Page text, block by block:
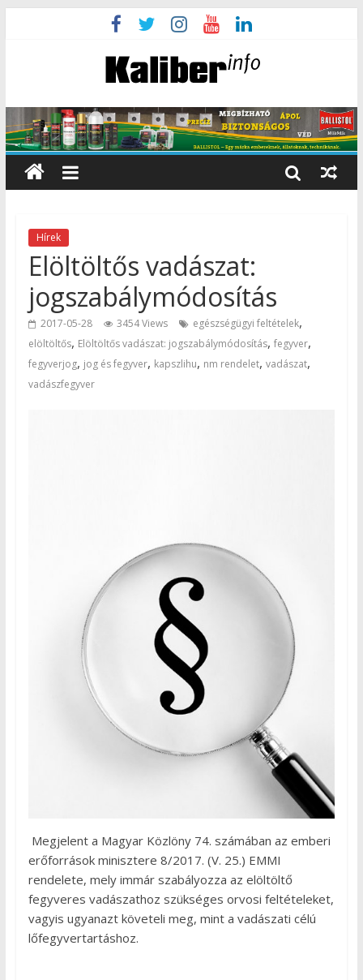
Hírek
Elöltöltős vadászat:
jogszabálymódosítás
2017-05-28 3454 Views egészségügyi feltételek,
elöltöltős, Elöltöltős vadászat: jogszabálymódosítás, fegyver,
fegyverjog, jog és fegyver, kapszlihu, nm rendelet, vadászat,
vadászfegyver
Megjelent a Magyar Közlöny 74. számában az emberi
erőforrások minisztere 8/2017. (V. 25.) EMMI
rendelete, mely immár szabályozza az elöltöltő
fegyveres vadászathoz szükséges orvosi feltételeket,
vagyis ugyanazt követeli meg, mint a vadászati célú
lőfegyvertartáshoz.